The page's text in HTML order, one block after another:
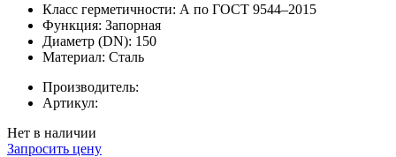
Класс герметичности: А по ГОСТ 9544–2015
Функция: Запорная
Диаметр (DN): 150
Материал: Сталь
Производитель:
Артикул:
Нет в наличии
Запросить цену